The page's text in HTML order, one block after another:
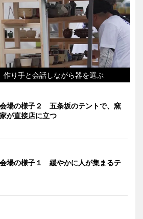
り手と会話しながら器を選ぶ
場の様子２ 五条坂のテントで、窯
が直接店に立つ
場の様子１ 緩やかに人が集まるテ